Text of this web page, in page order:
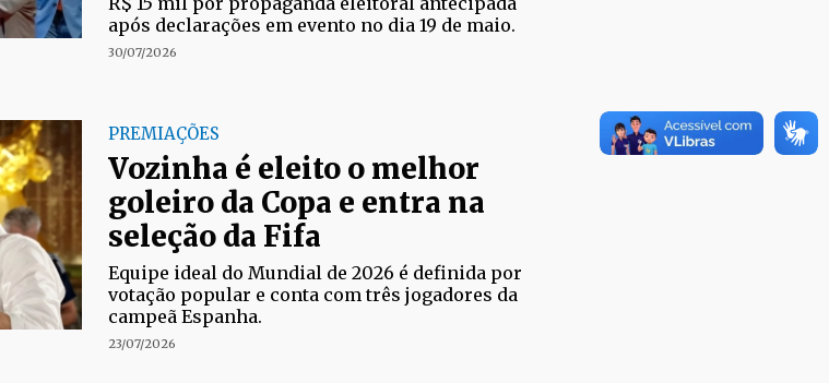
após declarações em evento no dia 19 de maio.
30/07/2026
PREMIAÇÕES
Vozinha é eleito o melhor
goleiro da Copa e entra na
seleção da Fifa
Equipe ideal do Mundial de 2026 é definida por
votação popular e conta com três jogadores da
campeã Espanha.
23/07/2026